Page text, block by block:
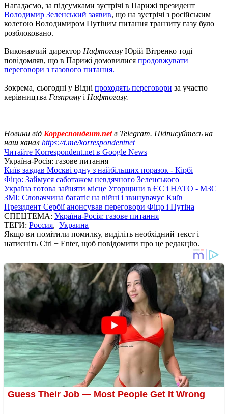
Нагадаємо, за підсумками зустрічі в Парижі президент
Володимир Зеленський заявив, що на зустрічі з російським
колегою Володимиром Путіним питання транзиту газу було
розблоковано.
Виконавчий директор Нафтогазу Юрій Вітренко тоді
повідомляв, що в Парижі домовилися продовжувати
переговори з газового питання.
Зокрема, сьогодні у Відні проходять переговори за участю
керівництва Газпрому і Нафтогазу.
Новини від Корреспондент.netв Telegram. Підписуйтесь на
наш канал https://t.me/korrespondentnet
Читайте Korrespondent.net в Google News
Україна-Росія: газове питання
Київ завдав Москві одну з найбільших поразок - Кірбі
Фіцо: Займуся саботажем невдячного Зеленського
Україна готова зайняти місце Угорщини в ЄС і НАТО - МЗС
ЗМІ: Словаччина багатіє на війні і звинувачує Київ
Президент Сербії анонсував переговори Фіцо і Путіна
СПЕЦТЕМА: Україна-Росія: газове питання
ТЕГИ: Россия, Украина
Якщо ви помітили помилку, виділіть необхідний текст і
натисніть Ctrl + Enter, щоб повідомити про це редакцію.